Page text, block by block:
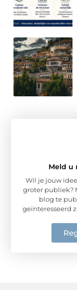
Meld u
Wil je jouw
groter publiek?
blog te
geïnteresseerd